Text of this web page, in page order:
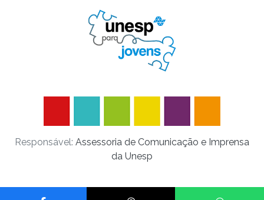
Responsável: Assessoria de Comunicação e Imprensa
da Unesp